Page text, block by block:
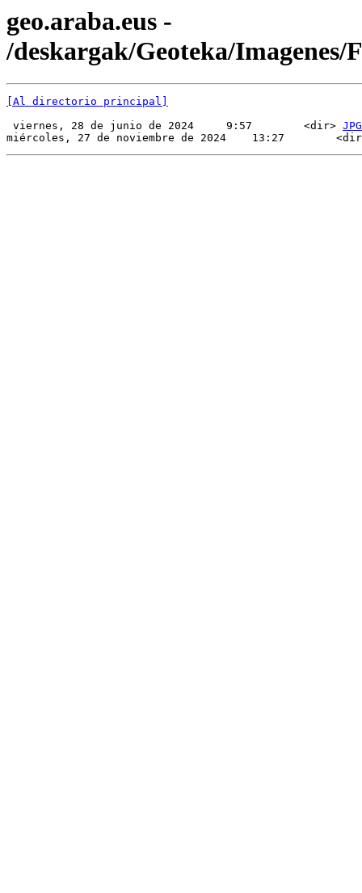
geo.araba.eus -
/deskargak/Geoteka/Imagenes/
[Al directorio principal]
viernes, 28 de junio de 2024     9:57        <dir> JPG
miércoles, 27 de noviembre de 2024    13:27